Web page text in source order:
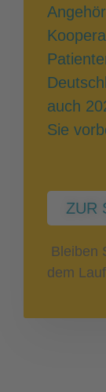
auch
Sie
ZUR
Bleiben
dem